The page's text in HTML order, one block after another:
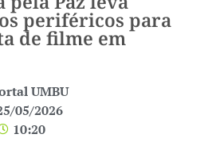
periféricos para
de filme em
UMBU
05/2026
10:20